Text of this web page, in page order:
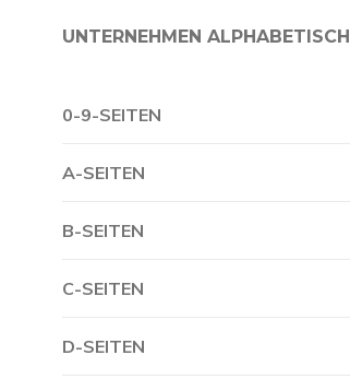
UNTERNEHMEN ALPHABETISCH
0-9-SEITEN
A-SEITEN
B-SEITEN
C-SEITEN
D-SEITEN